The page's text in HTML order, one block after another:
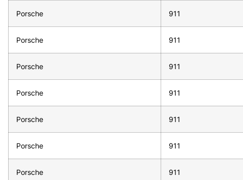
Porsche 911
Porsche 911
Porsche 911
Porsche 911
Porsche 911
Porsche 911
Porsche 911